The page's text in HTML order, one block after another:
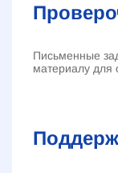
Письменные
материалу для